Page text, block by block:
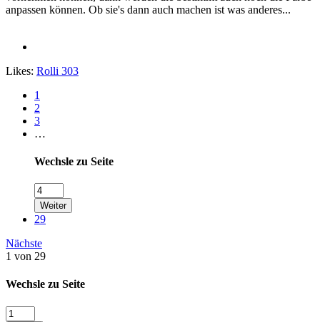
anpassen können. Ob sie's dann auch machen ist was anderes...
Likes: Rolli 303
1
2
3
…
Wechsle zu Seite
Weiter
29
Nächste
1 von 29
Wechsle zu Seite